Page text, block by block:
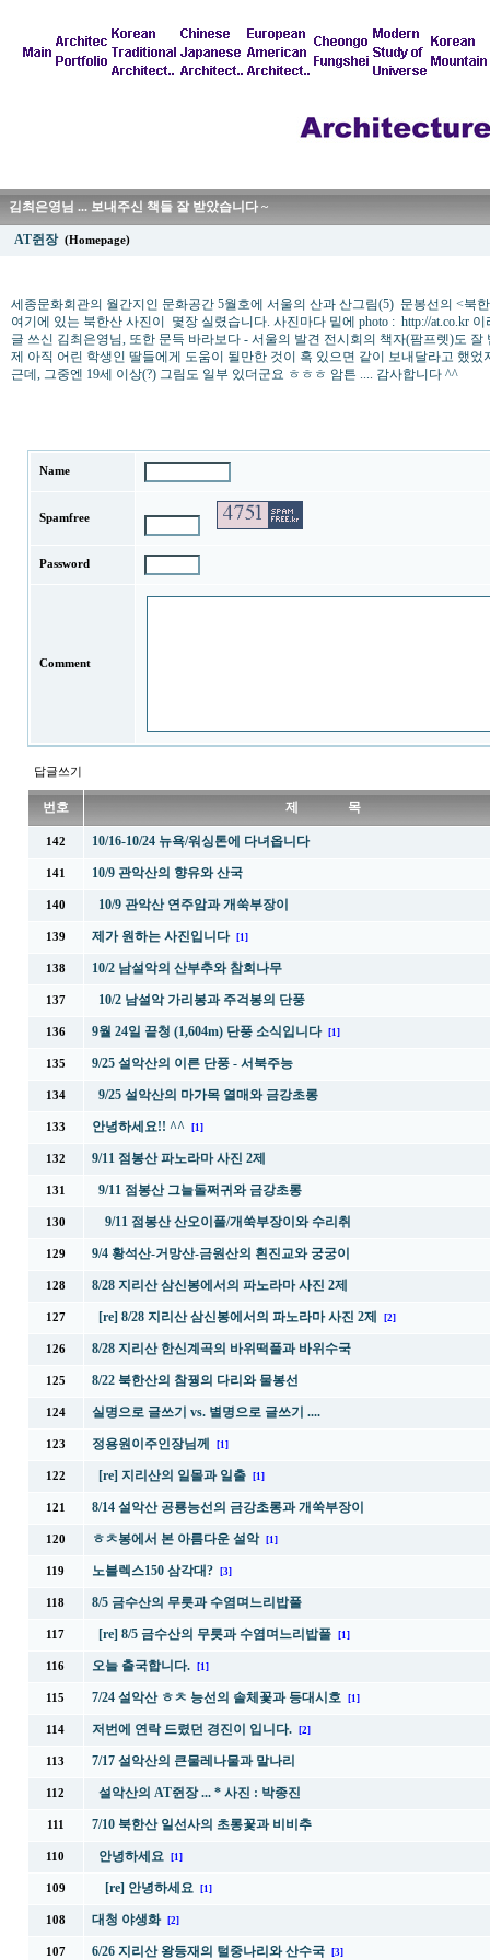
김최은영님 ... 보내주신 책들 잘 받았습니다 ~
AT쥔장 (Homepage)
세종문화회관의 월간지인 문화공간 5월호에 서울의 산과 산그림(5) 문봉선의 <북
여기에 있는 북한산 사진이 몇장 실렸습니다. 사진마다 밑에 photo : http://at.co.kr
글 쓰신 김최은영님, 또한 문득 바라보다 - 서울의 발견 전시회의 책자(팜프렛)도
제 아직 어린 학생인 딸들에게 도움이 될만한 것이 혹 있으면 같이 보내달라고 했었
근데, 그중엔 19세 이상(?) 그림도 일부 있더군요 ㅎㅎㅎ 암튼 .... 감사합니다 ^^
Name
Spamfree
Password
Comment
답글쓰기
번호 제 목
142 10/16-10/24 뉴욕/워싱톤에 다녀옵니다
141 10/9 관악산의 향유와 산국
140 10/9 관악산 연주암과 개쑥부장이
139 제가 원하는 사진입니다 [1]
138 10/2 남설악의 산부추와 참회나무
137 10/2 남설악 가리봉과 주걱봉의 단풍
136 9월 24일 끝청 (1,604m) 단풍 소식입니다 [1]
135 9/25 설악산의 이른 단풍 - 서북주능
134 9/25 설악산의 마가목 열매와 금강초롱
133 안녕하세요!! ^^ [1]
132 9/11 점봉산 파노라마 사진 2제
131 9/11 점봉산 그늘돌쩌귀와 금강초롱
130 9/11 점봉산 산오이풀/개쑥부장이와 수리취
129 9/4 황석산-거망산-금원산의 흰진교와 궁궁이
128 8/28 지리산 삼신봉에서의 파노라마 사진 2제
127 [re] 8/28 지리산 삼신봉에서의 파노라마 사진 2제 [2]
126 8/28 지리산 한신계곡의 바위떡풀과 바위수국
125 8/22 북한산의 참꿩의 다리와 물봉선
124 실명으로 글쓰기 vs. 별명으로 글쓰기 ....
123 정용원이주인장님께 [1]
122 [re] 지리산의 일몰과 일출 [1]
121 8/14 설악산 공룡능선의 금강초롱과 개쑥부장이
120 ㅎㅊ봉에서 본 아름다운 설악 [1]
119 노블렉스150 삼각대? [3]
118 8/5 금수산의 무릇과 수염며느리밥풀
117 [re] 8/5 금수산의 무릇과 수염며느리밥풀 [1]
116 오늘 출국합니다. [1]
115 7/24 설악산 ㅎㅊ 능선의 솔체꽃과 등대시호 [1]
114 저번에 연락 드렸던 경진이 입니다. [2]
113 7/17 설악산의 큰물레나물과 말나리
112 설악산의 AT쥔장 ... * 사진 : 박종진
111 7/10 북한산 일선사의 초롱꽃과 비비추
110 안녕하세요 [1]
109 [re] 안녕하세요 [1]
108 대청 야생화 [2]
107 6/26 지리산 왕등재의 털중나리와 산수국 [3]